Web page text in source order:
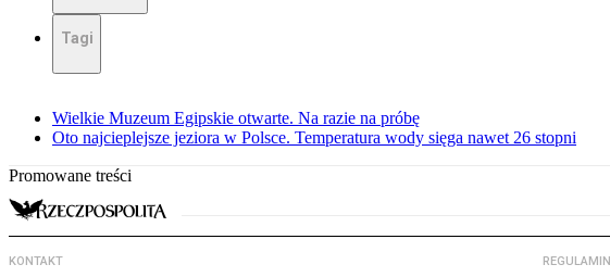
Tagi
Wielkie Muzeum Egipskie otwarte. Na razie na próbę
Oto najcieplejsze jeziora w Polsce. Temperatura wody sięga nawet 26 stopni
Promowane treści
KONTAKT REGULAMIN